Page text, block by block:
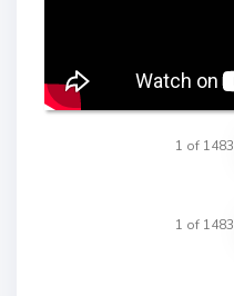
1 of 1483
1 of 1483